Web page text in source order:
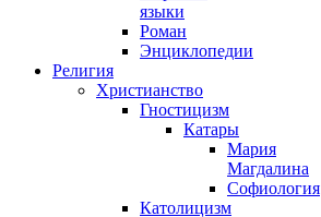
языки
Роман
Энциклопедии
Религия
Христианство
Гностицизм
Катары
Мария
Магдалина
Софиология
Католицизм